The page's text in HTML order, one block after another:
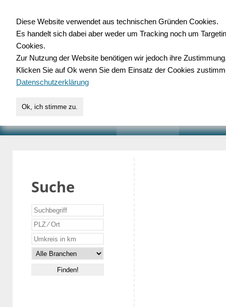
für Handwerk,
Suche
Diese Website verwendet aus technischen Gründen Cookies.
Es handelt sich dabei aber weder um Tracking noch um
Cookies.
Zur Nutzung der Website benötigen wir jedoch ihre
Klicken Sie auf Ok wenn Sie dem Einsatz der Cookies
Datenschutzerklärung
Ok, ich stimme zu.